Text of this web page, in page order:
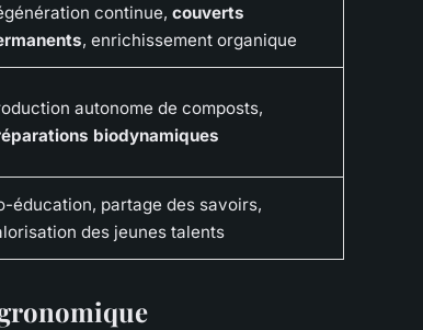
continue, couverts
, enrichissement organique
autonome de composts,
biodynamiques
éducation, partage des savoirs,
des jeunes talents